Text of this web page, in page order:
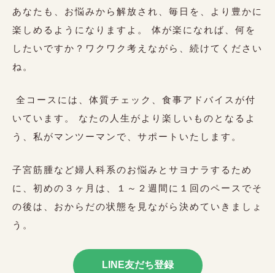
あなたも、お悩みから解放され、毎日を、より豊かに
楽しめるようになりますよ。
体が楽になれば、何を
したいですか？ワクワク考えながら、続けてください
ね。
全コースには、体質チェック、食事アドバイスが付
いています。 なたの人生がより楽しいものとなるよ
う、私がマンツーマンで、サポートいたします。
子宮筋腫など婦人科系のお悩みとサヨナラするため
に、初めの３ヶ月は、１～２週間に１回のペースでそ
の後は、おからだの状態を見ながら決めていきましょ
う。
LINE友だち登録